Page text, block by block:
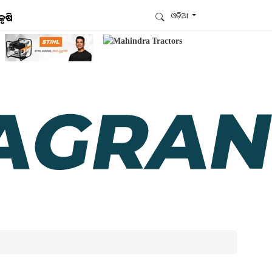
ଓଡ଼ିଆ
ଆମେ ହ୍ବାଟ୍ସଆପ୍‌ରେ ଅଛୁ ! ଆମ ହ୍ବାଟ୍ସଆପ ଗ୍ରୁପରେ
ଏବଂ ଆପଙ୍କୁ ଆବଶ୍ୟକ ହେଉଥିବା ସବୁ
ଗୁରୁତ୍ବପୂର୍ଣ୍ଣ ଅପଡେଟ୍‌ ପାଆନ୍ତୁ ପ୍ରତିଦିନ ।